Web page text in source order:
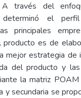
A través del
determinó el
principales
es de
mejor estrategia de
del producto y las
la matriz
y secundaria se